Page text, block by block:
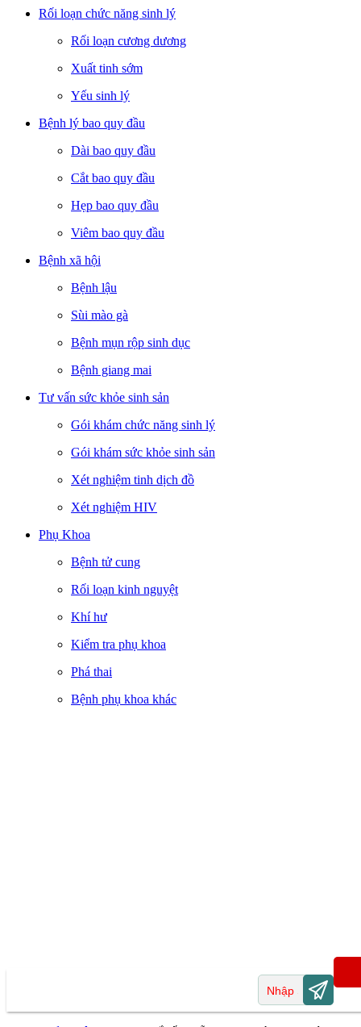
Rối loạn chức năng sinh lý
Rối loạn cương dương
Xuất tinh sớm
Yếu sinh lý
Bệnh lý bao quy đầu
Dài bao quy đầu
Cắt bao quy đầu
Hẹp bao quy đầu
Viêm bao quy đầu
Bệnh xã hội
Bệnh lậu
Sùi mào gà
Bệnh mụn rộp sinh dục
Bệnh giang mai
Tư vấn sức khỏe sinh sản
Gói khám chức năng sinh lý
Gói khám sức khỏe sinh sản
Xét nghiệm tinh dịch đồ
Xét nghiệm HIV
Phụ Khoa
Bệnh tử cung
Rối loạn kinh nguyệt
Khí hư
Kiểm tra phụ khoa
Phá thai
Bệnh phụ khoa khác